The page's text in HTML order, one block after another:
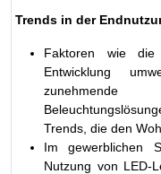
Trends in der
Faktoren wie die
Entwicklung
zunehmende
Trends, die den
Im gewerblichen
Nutzung von LED-